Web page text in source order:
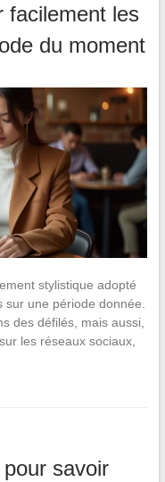
facilement les
du moment
stylistique adopté
sur une période donnée.
des défilés, mais aussi,
les réseaux sociaux,
savoir